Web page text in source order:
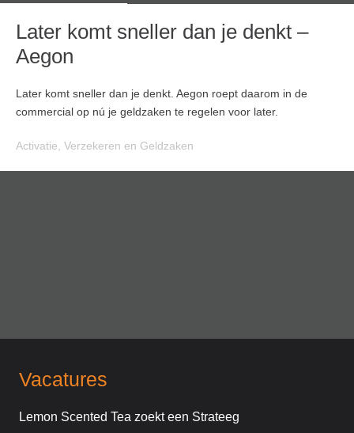
Later komt sneller dan je denkt –
Aegon
Later komt sneller dan je denkt. Aegon roept daarom in de
commercial op nú je geldzaken te regelen voor later.
Activatie Verzekeren en Geldzaken
Vacatures
Lemon Scented Tea zoekt een Strateeg